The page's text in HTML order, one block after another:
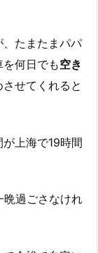
たまたまパパ
何日でも空き
せてくれると
上海で19時間
晩過ごさなけれ